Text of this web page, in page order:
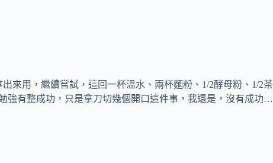
來用，繼續嘗試，這回一杯溫水、兩杯麵粉、1/2酵母粉、1/2
強有整成功，只是拿刀切幾個開口這件事，我還是，沒有成功